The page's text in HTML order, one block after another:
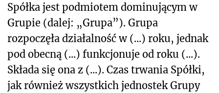
Spółka jest podmiotem dominującym w
Grupie (dalej: „Grupa”). Grupa
rozpoczęła działalność w (...) roku, jednak
pod obecną (...) funkcjonuje od roku (...).
Składa się ona z (...). Czas trwania Spółki,
jak również wszystkich jednostek Grupy